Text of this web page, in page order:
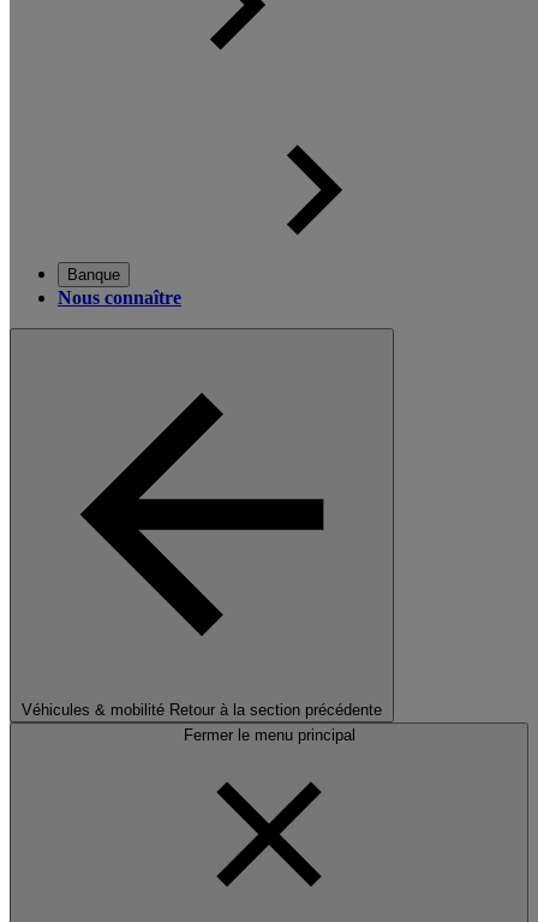
Banque
Nous connaître
Véhicules & mobilité Retour à la section précédente
Fermer le menu principal